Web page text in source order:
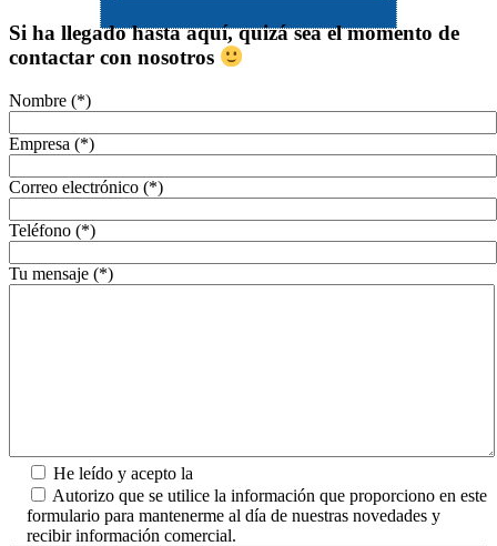
Si ha llegado hasta aquí, quizá sea el momento de
contactar con nosotros
Nombre (*)
Empresa (*)
Correo electrónico (*)
Teléfono (*)
Tu mensaje (*)
He leído y acepto la
Autorizo que se utilice la información que proporciono en este
formulario para mantenerme al día de nuestras novedades y
recibir información comercial.